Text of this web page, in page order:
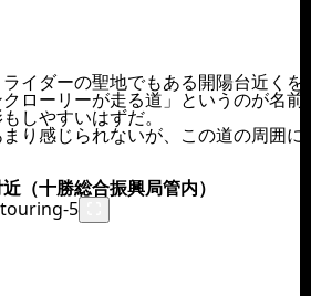
イダーの聖地でもある開陽台近く
クローリーが走る道」というのが名
しやすいはずだ。
り感じられないが、この道の周囲
（十勝総合振興局管内）